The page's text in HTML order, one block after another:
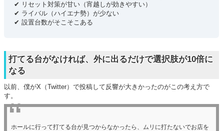
✔ リセット対策が甘い（宵越しが効きやすい）
✔ ライバル（ハイエナ勢）が少ない
✔ 設置台数がそこそこある
打てる台がなければ、外に出るだけで選択肢が10倍に
なる
以前、僕がX（Twitter）で投稿して反響が大きかったのがこの考え方で
す。
ホールに行って打てる台が見つからなかったら、ムリに打たないでお店を